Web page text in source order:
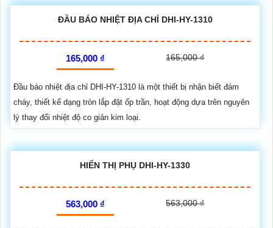
ĐẦU BÁO NHIỆT ĐỊA CHỈ DHI-HY-1310
165,000 ₫ 165,000 ₫
Đầu báo nhiệt địa chỉ DHI-HY-1310 là một thiết bị nhận biết đám
cháy, thiết kế dạng tròn lắp đặt ốp trần, hoạt động dựa trên nguyên
lý thay đổi nhiệt độ co giản kim loại.
HIỂN THỊ PHỤ DHI-HY-1330
563,000 ₫ 563,000 ₫